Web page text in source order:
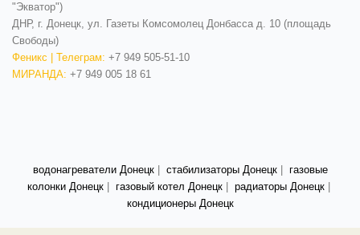
"Экватор")
ДНР, г. Донецк, ул. Газеты Комсомолец Донбасса д. 10 (площадь
Свободы)
Феникс | Телеграм: +7 949 505-51-10
МИРАНДА: +7 949 005 18 61
водонагреватели Донецк| стабилизаторы Донецк|
газовые
колонки Донецк| газовый котел Донецк| радиаторы Донецк|
кондиционеры Донецк